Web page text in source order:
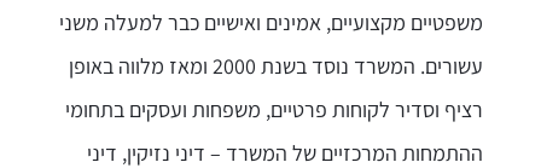
משפטיים מקצועיים, אמינים ואישיים כבר למעלה משני
עשורים. המשרד נוסד בשנת 2000 ומאז מלווה באופן
רציף וסדיר לקוחות פרטיים, משפחות ועסקים בתחומי
ההתמחות המרכזיים של המשרד – דיני נזיקין, דיני